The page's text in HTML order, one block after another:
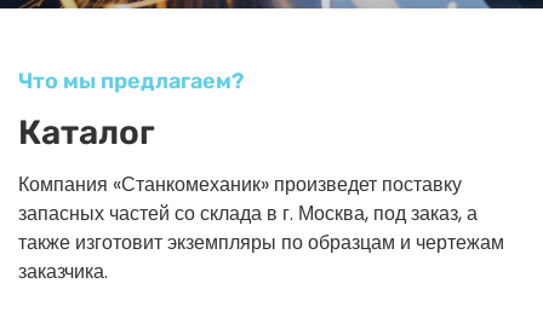
Что мы предлагаем?
Каталог
Компания «Станкомеханик» произведет поставку
запасных частей со склада в г. Москва, под заказ, а
также изготовит экземпляры по образцам и чертежам
заказчика.